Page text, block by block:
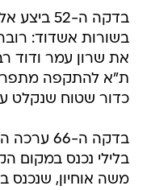
בדקה ה-52
בשורות אשדוד:
ת"א להתקפה
כדור שטוח שנקלט
בדקה ה-
בלילי נכנס במקום